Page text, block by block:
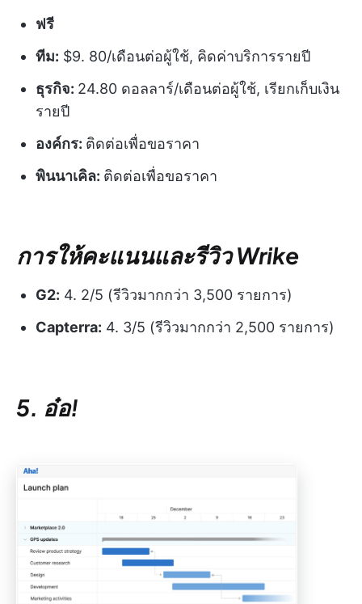
ฟรี
ทีม: $9. 80/เดือนต่อผู้ใช้, คิดค่าบริการรายปี
ธุรกิจ: 24.80 ดอลลาร์/เดือนต่อผู้ใช้, เรียกเก็บเงิน
รายปี
องค์กร: ติดต่อเพื่อขอราคา
พินนาเคิล: ติดต่อเพื่อขอราคา
การให้คะแนนและรีวิว Wrike
G2: 4. 2/5 (รีวิวมากกว่า 3,500 รายการ)
Capterra: 4. 3/5 (รีวิวมากกว่า 2,500 รายการ)
5. อ๋อ!